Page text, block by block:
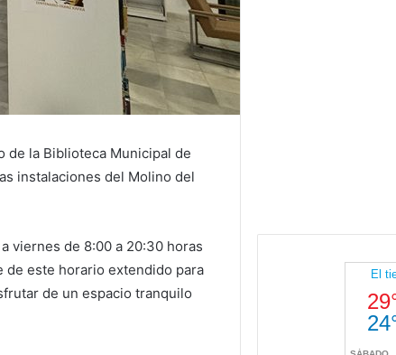
de la Biblioteca Municipal de
instalaciones del Molino del
viernes de 8:00 a 20:30 horas
de este horario extendido para
de un espacio tranquilo